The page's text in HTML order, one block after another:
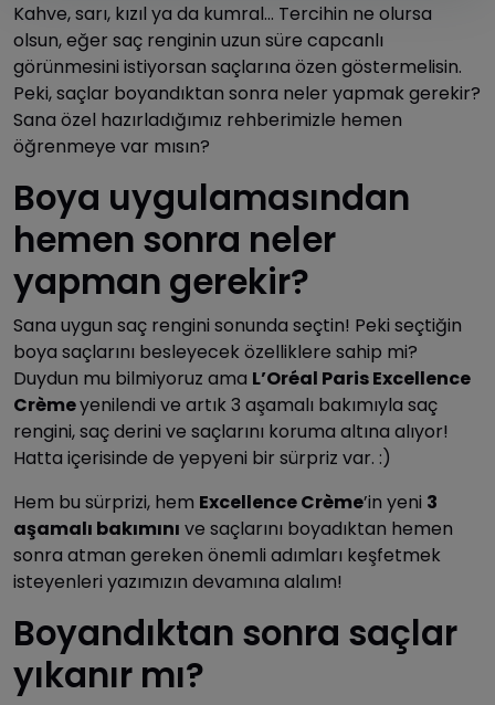
Kahve, sarı, kızıl ya da kumral… Tercihin ne olursa
olsun, eğer saç renginin uzun süre capcanlı
görünmesini istiyorsan saçlarına özen göstermelisin.
Peki, saçlar boyandıktan sonra neler yapmak gerekir?
Sana özel hazırladığımız rehberimizle hemen
öğrenmeye var mısın?
Boya uygulamasından
hemen sonra neler
yapman gerekir?
Sana uygun saç rengini sonunda seçtin! Peki seçtiğin
boya saçlarını besleyecek özelliklere sahip mi?
Duydun mu bilmiyoruz ama L’Oréal Paris Excellence
Crèmeyenilendi ve artık 3 aşamalı bakımıyla saç
rengini, saç derini ve saçlarını koruma altına alıyor!
Hatta içerisinde de yepyeni bir sürpriz var. :)
Hem bu sürprizi, hem ExcellenceCrème’in yeni 3
aşamalı bakımını ve saçlarını boyadıktan hemen
sonra atman gereken önemli adımları keşfetmek
isteyenleri yazımızın devamına alalım!
Boyandıktan sonra saçlar
yıkanır mı?